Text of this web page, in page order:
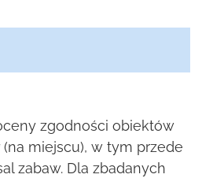
zgodności obiektów
(na miejscu), w tym przede
zabaw. Dla zbadanych